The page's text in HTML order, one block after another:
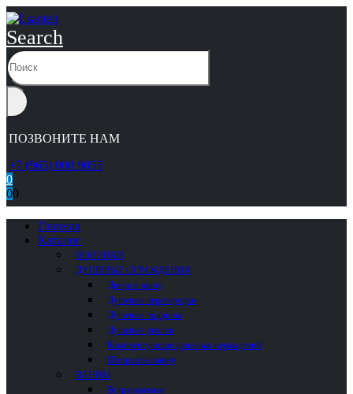
Search
ПОЗВОНИТЕ НАМ
+7 (965) 000 9055
0
00
Главная
Каталог
НОВИНКИ
ДУШЕВЫЕ ОГРАЖДЕНИЯ
Двери в нишу
Душевые перегородки
Душевые поддоны
Душевые уголки
Комплектующие душевых ограждений
Шторки на ванну
ВАННЫ
Встраиваемые